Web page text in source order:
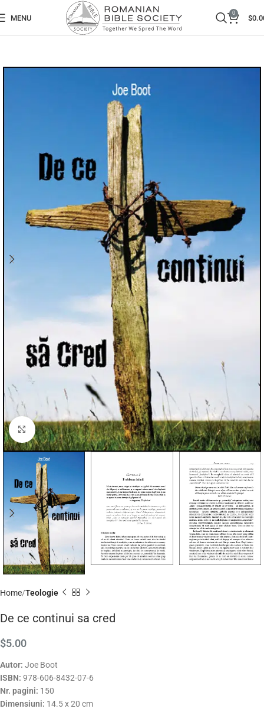
MENU
0
$
Click to enlarge
Home Teologie
De ce continui sa cred
$5.00
Autor: Joe Boot
ISBN: 978-606-8432-07-6
Nr. pagini: 150
Dimensiuni: 14.5 x 20 cm